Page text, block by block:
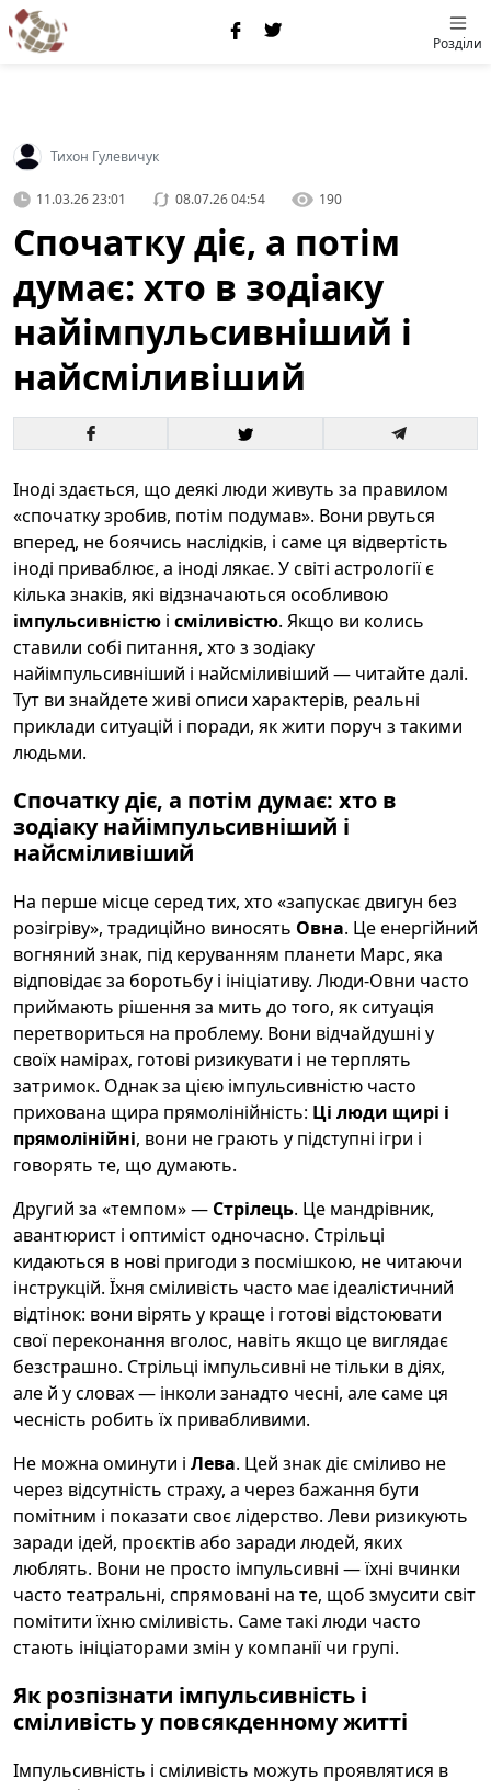
Розділи
Тихон Гулевичук
11.03.26 23:01 08.07.26 04:54 190
Спочатку діє, а потім
думає: хто в зодіаку
найімпульсивніший і
найсміливіший
Іноді здається, що деякі люди живуть за правилом
«спочатку зробив, потім подумав». Вони рвуться
вперед, не боячись наслідків, і саме ця відвертість
іноді приваблює, а іноді лякає. У світі астрології є
кілька знаків, які відзначаються особливою
імпульсивністю і сміливістю. Якщо ви колись
ставили собі питання, хто з зодіаку
найімпульсивніший і найсміливіший — читайте далі.
Тут ви знайдете живі описи характерів, реальні
приклади ситуацій і поради, як жити поруч з такими
людьми.
Спочатку діє, а потім думає: хто в
зодіаку найімпульсивніший і
найсміливіший
На перше місце серед тих, хто «запускає двигун без
розігріву», традиційно виносять Овна. Це енергійний
вогняний знак, під керуванням планети Марс, яка
відповідає за боротьбу і ініціативу. Люди-Овни часто
приймають рішення за мить до того, як ситуація
перетвориться на проблему. Вони відчайдушні у
своїх намірах, готові ризикувати і не терплять
затримок. Однак за цією імпульсивністю часто
прихована щира прямолінійність: Ці люди щирі і
прямолінійні, вони не грають у підступні ігри і
говорять те, що думають.
Другий за «темпом» — Стрілець. Це мандрівник,
авантюрист і оптиміст одночасно. Стрільці
кидаються в нові пригоди з посмішкою, не читаючи
інструкцій. Їхня сміливість часто має ідеалістичний
відтінок: вони вірять у краще і готові відстоювати
свої переконання вголос, навіть якщо це виглядає
безстрашно. Стрільці імпульсивні не тільки в діях,
але й у словах — інколи занадто чесні, але саме ця
чесність робить їх привабливими.
Не можна оминути і Лева. Цей знак діє сміливо не
через відсутність страху, а через бажання бути
помітним і показати своє лідерство. Леви ризикують
заради ідей, проєктів або заради людей, яких
люблять. Вони не просто імпульсивні — їхні вчинки
часто театральні, спрямовані на те, щоб змусити світ
помітити їхню сміливість. Саме такі люди часто
стають ініціаторами змін у компанії чи групі.
Як розпізнати імпульсивність і
сміливість у повсякденному житті
Імпульсивність і сміливість можуть проявлятися в